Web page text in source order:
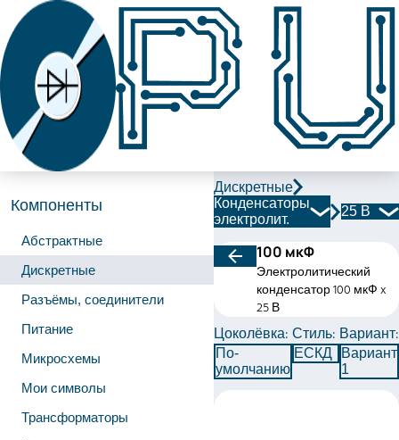
Компоненты
Абстрактные
Дискретные
Разъёмы, соединители
Питание
Микросхемы
Мои символы
Трансформаторы
Дискретные
Конденсаторы
электролит.
25 В
100 мкФ
Электролитический
конденсатор 100 мкФ x
25 В
Цоколёвка:
По-
умолчанию
Стиль:
ЕСКД
Вариант:
Вариант
1